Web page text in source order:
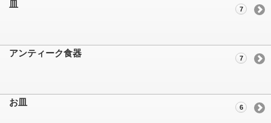
皿 7
アンティーク食器 7
お皿 6